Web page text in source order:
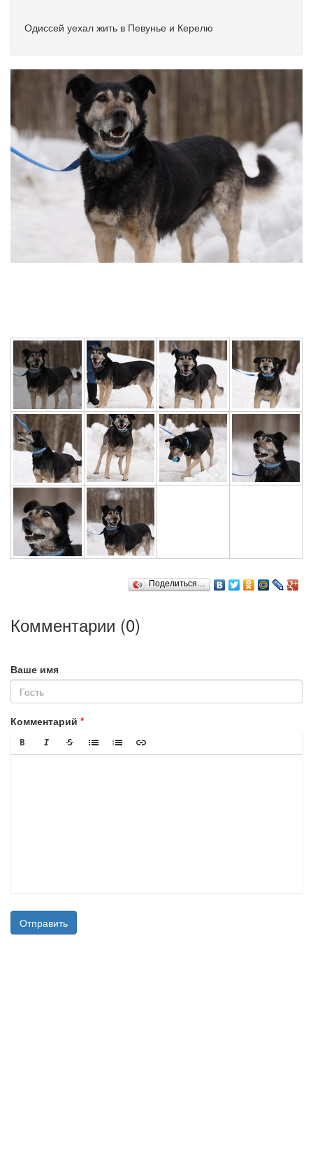
Одиссей уехал жить в Певунье и Керелю
Поделиться…
Комментарии (0)
Ваше имя
Комментарий
Отправить